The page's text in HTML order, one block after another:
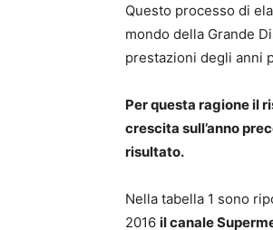
Questo processo di
mondo della Grande
prestazioni degli anni
Per questa ragione il
crescita sull’anno
risultato.
Nella tabella 1 sono
2016 il canale